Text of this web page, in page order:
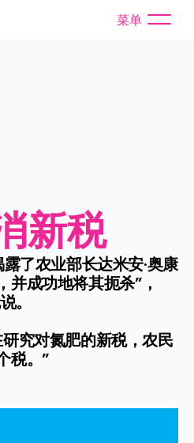
菜单
新税
了农业部长达米安·奥康
并成功地将其扼杀”，
。
究对氮肥的新税，农民
税。”